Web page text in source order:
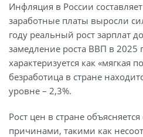
Инфляция в России
заработные платы выросли
году реальный рост зарплат
замедление роста ВВП в 2025
характеризуется как «мягкая
безработица в стране
уровне – 2,3%.
Рост цен в стране
причинами, такими как